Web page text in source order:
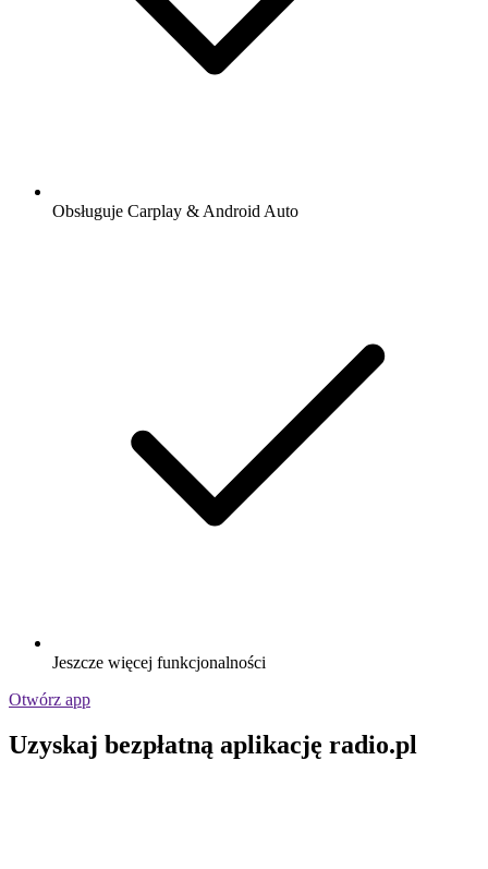
Obsługuje Carplay & Android Auto
Jeszcze więcej funkcjonalności
Otwórz app
Uzyskaj bezpłatną aplikację radio.pl